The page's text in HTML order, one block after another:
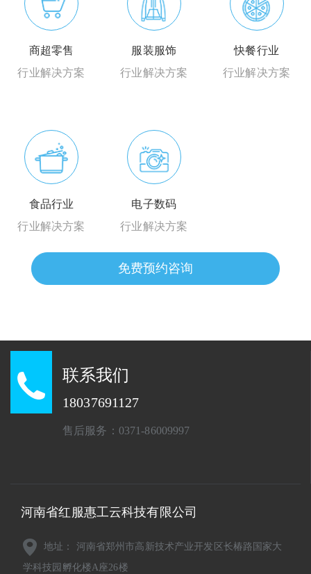
商超零售
行业解决方案
服装服饰
行业解决方案
快餐行业
行业解决方案
食品行业
行业解决方案
电子数码
行业解决方案
免费预约咨询
联系我们
18037691127
售后服务：0371-86009997
河南省红服惠工云科技有限公司
地址： 河南省郑州市高新技术产业开发区长椿路国家大
学科技园孵化楼A座26楼